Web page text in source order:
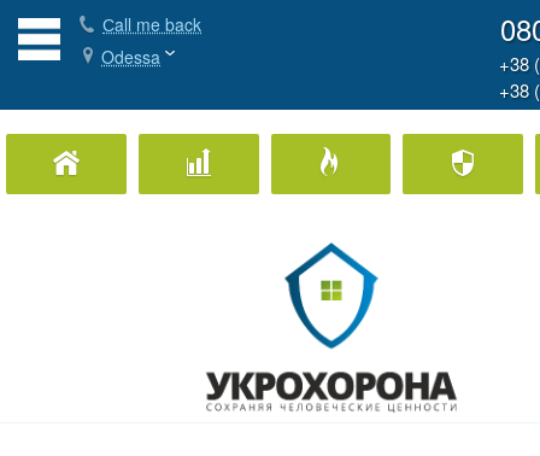
Сall me back
Odessa
+38
+38
Home Security Business Security Fire Protection